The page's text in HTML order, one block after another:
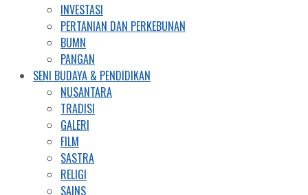
INVESTASI
PERTANIAN DAN PERKEBUNAN
BUMN
PANGAN
SENI BUDAYA & PENDIDIKAN
NUSANTARA
TRADISI
GALERI
FILM
SASTRA
RELIGI
SAINS